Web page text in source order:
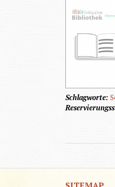
Schlagworte: